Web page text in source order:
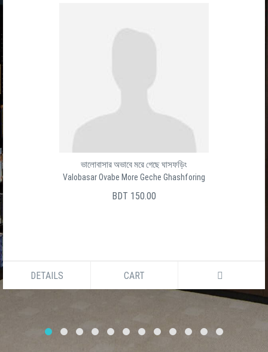
ভালোবাসার অভাবে মরে গেছে ঘাসফড়িং
Valobasar Ovabe More Geche Ghashforing
BDT 150.00
DETAILS CART